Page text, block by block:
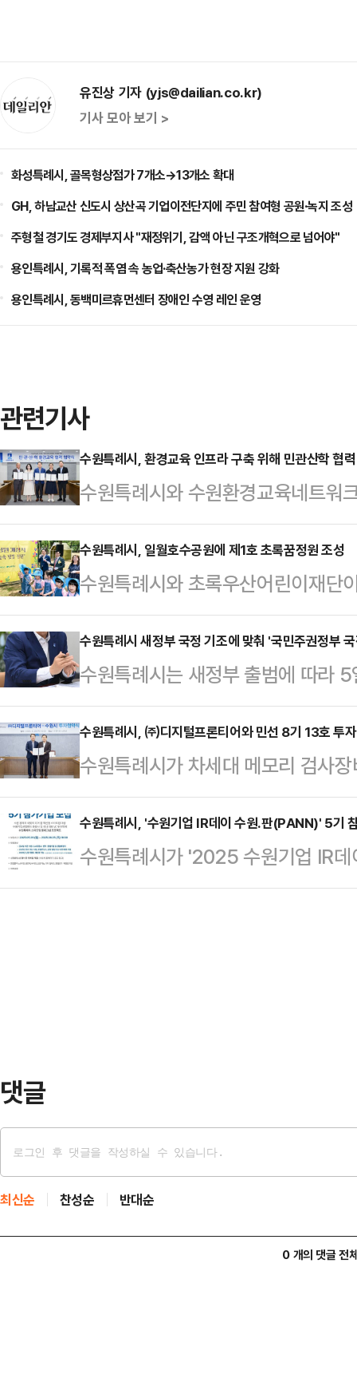
유진상 기자 (yjs@dailian.co.kr)
기사 모아 보기 >
화성특례시, 골목형상점가 7개소→13개소 확대
GH, 하남교산 신도시 상산곡 기업이전단지에 주민 참여형 공원·녹지 조성
주형철 경기도 경제부지사 "재정위기, 감액 아닌 구조개혁으로 넘어야"
용인특례시, 기록적 폭염 속 농업·축산농가 현장 지원 강화
용인특례시, 동백미르휴먼센터 장애인 수영 레인 운영
관련기사
수원특례시, 환경교육 인프라 구축 위해 민관산학 협력
수원특례시와 수원환경교육네트워
가 지속가능한 환경교육 인프라를
해 협력하기로 했다.5개 기관은 11
협력 협약'을 체결하고 협력을 약속
활성화를 위한 정책을 수립하고, 행
계를 구축해 운영한다.수원환경교
육 프로그램을 기획·운영하고, 수
연수 지원, 교육기관 간 협…
수원특례시, 일월호수공원에 제1호 초록꿈정원 조성
수원특례시와 초록우산어린이재단
원인 '숲속 빛깔 정원'을 조성했다.
다. 초록꿈정원은 어린이들을 위한
산어린이재단은 지난해 9월 '초록
고, 사업을 시작했다.초록꿈정원 기
린이집, 아동복지시설 등에 어린이
다.수원시는 정원 대상지 조사·추
기부금 모금, 프로젝트 추진, 대상…
수원특례시 새정부 국정 기조에 맞춰 '국민주권정부
수원특례시는 새정부 출범에 따라
스크포스)팀'을 구성하고, 운영을
는 국정과제 대응 TF팀은 새정부
적으로 점검하고, 체계적인 대응 방
연계한 수원시 세부 사업을 발굴하
기울일 계획이다.국정과제 대응
'성장하는 AI 혁신(AI 거버넌스)', '
과…
수원특례시, ㈜디지털프론티어와 민선 8기 13호 투
수원특례시가 차세대 메모리 검사
선 8기 제13호 투자협약을 체결했
시청 상황실에서 협약을 체결하고,
원시장, ㈜디지털프론티어 오성구
털프론티어는 본사와 R&D(연구&
수원특례시, '수원기업 IR데이 수원.판(PANN)' 5기
수원특례시가 '2025 수원기업 IR
을 오는 6월 5일까지 모집한다.수
댓글
최신순 찬성순 반대순
0 개의 댓글 전